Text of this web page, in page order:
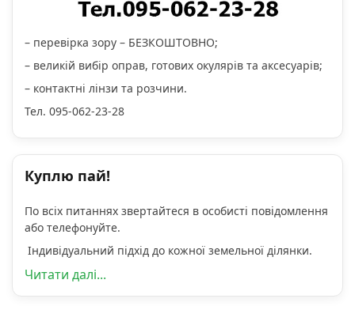
– перевірка зору – БЕЗКОШТОВНО;
– великій вибір оправ, готових окулярів та аксесуарів;
– контактні лінзи та розчини.
Тел. 095-062-23-28
Куплю пай!
По всіх питаннях звертайтеся в особисті повідомлення
або телефонуйте.
Індивідуальний підхід до кожної земельної ділянки.
Читати далі...